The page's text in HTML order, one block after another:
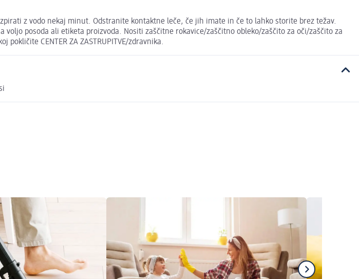
z vodo nekaj minut. Odstranite kontaktne leče, če jih imate in če to lahko storite brez težav.
posoda ali etiketa proizvoda. Nositi zaščitne rokavice/zaščitno obleko/zaščito za oči/zaščito za
CENTER ZA ZASTRUPITVE/zdravnika.